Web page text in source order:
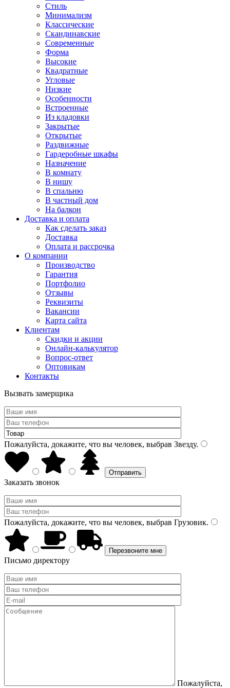
Стиль
Минимализм
Классические
Скандинавские
Современные
Форма
Высокие
Квадратные
Угловые
Низкие
Особенности
Встроенные
Из кладовки
Закрытые
Открытые
Раздвижные
Гардеробные шкафы
Назначение
В комнату
В нишу
В спальню
В частный дом
На балкон
Доставка и оплата
Как сделать заказ
Доставка
Оплата и рассрочка
О компании
Производство
Гарантия
Портфолио
Отзывы
Реквизиты
Вакансии
Карта сайта
Клиентам
Скидки и акции
Онлайн-калькулятор
Вопрос-ответ
Оптовикам
Контакты
Вызвать замерщика
Пожалуйста, докажите, что вы человек, выбрав Звезду.
Заказать звонок
Пожалуйста, докажите, что вы человек, выбрав Грузовик.
Письмо директору
Пожалуйста,